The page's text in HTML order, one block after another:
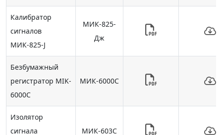
Калибратор
сигналов
МИК-825-J
МИК-825-
Дж
Безбумажный
регистратор MIK-
6000C
МИК-6000С
Изолятор
сигнала
МИК-603С